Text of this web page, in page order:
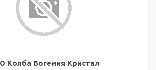
Колба Богемия Кристал